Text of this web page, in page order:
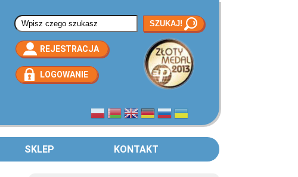
Formularz wyszukiwania
REJESTRACJA
LOGOWANIE
SKLEP KONTAKT